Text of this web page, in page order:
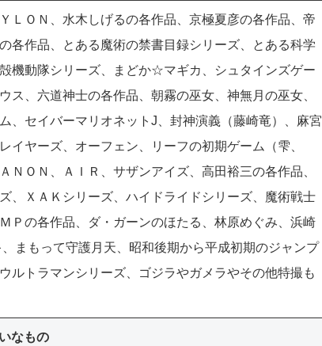
ＯＮ、水木しげるの各作品、京極夏彦の各作品、帝
各作品、とある魔術の禁書目録シリーズ、とある科学
機動隊シリーズ、まどか☆マギカ、シュタインズゲー
ス、六道神士の各作品、朝霧の巫女、神無月の巫女、
、セイバーマリオネットJ、封神演義（藤崎竜）、麻宮
ヤーズ、オーフェン、リーフの初期ゲーム（雫、
ＯＮ、ＡＩＲ、サザンアイズ、高田裕三の各作品、
、ＸＡＫシリーズ、ハイドライドシリーズ、魔術戦士
Ｐの各作品、ダ・ガーンのほたる、林原めぐみ、浜崎
まもって守護月天、昭和後期から平成初期のジャンプ
ルトラマンシリーズ、ゴジラやガメラやその他特撮も
なもの